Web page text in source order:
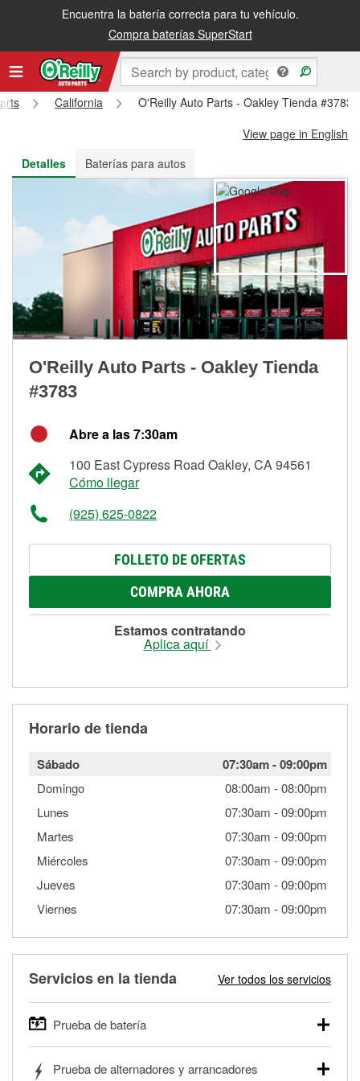
Encuentra la batería correcta para tu vehículo.
Compra baterías SuperStart
Recibe tu orden gratis al día siguiente o recógela en la tienda
California
O'Reilly Auto Parts - Oakley Tienda #3783
View page in English
Detalles
Baterías para autos
O'Reilly Auto Parts - Oakley Tienda
#3783
Abre a las 7:30am
100 East Cypress Road Oakley, CA 94561
Cómo llegar
(925) 625-0822
FOLLETO DE OFERTAS
COMPRA AHORA
Estamos contratando
Aplica aquí
Horario de tienda
Sábado 07:30am-09:00pm
Domingo 08:00am -08:00pm
Lunes
07:30am -09:00pm
Martes
07:30am -09:00pm
Miércoles
07:30am -09:00pm
Jueves
07:30am -09:00pm
Viernes
07:30am -09:00pm
Servicios en la tienda Ver todos los servicios
Prueba de batería
autos, camionetas, SUVs, vehículos comerciales y
Prueba de alternadores y arrancadores